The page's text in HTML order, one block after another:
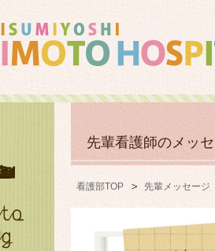
先輩看護師のメッ
看護部TOP 先輩メッセージ